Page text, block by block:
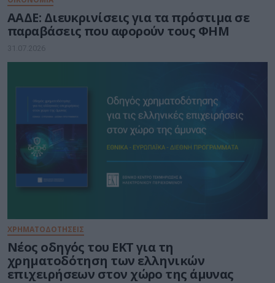
ΑΑΔΕ: Διευκρινίσεις για τα πρόστιμα σε
παραβάσεις που αφορούν τους ΦΗΜ
31.07.2026
ΧΡΗΜΑΤΟΔΟΤΗΣΕΙΣ
Νέος οδηγός του ΕΚΤ για τη
χρηματοδότηση των ελληνικών
επιχειρήσεων στον χώρο της άμυνας